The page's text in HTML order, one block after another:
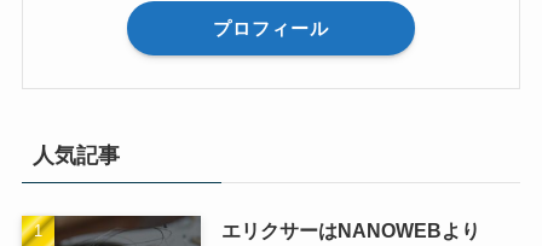
プロフィール
人気記事
エリクサーはNANOWEBより